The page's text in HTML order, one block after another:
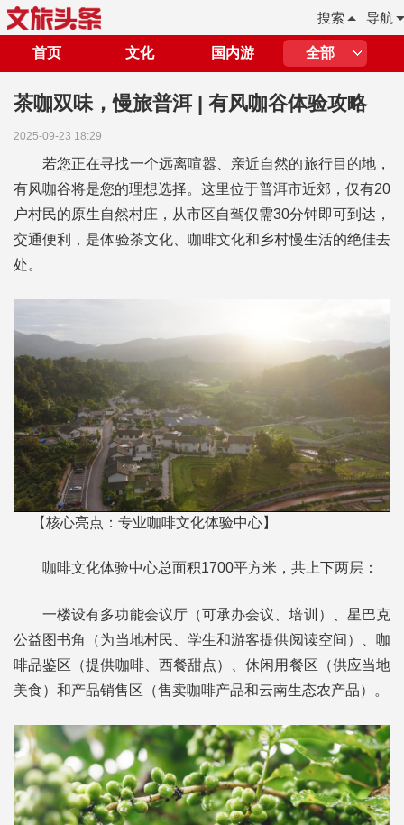
导航
搜索
首页 文化 国内游 全部
茶咖双味，慢旅普洱 | 有风咖谷体验攻略
2025-09-23 18:29
若您正在寻找一个远离喧嚣、亲近自然的旅行目的地，
有风咖谷将是您的理想选择。这里位于普洱市近郊，仅有20
户村民的原生自然村庄，从市区自驾仅需30分钟即可到达，
交通便利，是体验茶文化、咖啡文化和乡村慢生活的绝佳去
处。
【核心亮点：专业咖啡文化体验中心】
咖啡文化体验中心总面积1700平方米，共上下两层：
一楼设有多功能会议厅（可承办会议、培训）、星巴克
公益图书角（为当地村民、学生和游客提供阅读空间）、咖
啡品鉴区（提供咖啡、西餐甜点）、休闲用餐区（供应当地
美食）和产品销售区（售卖咖啡产品和云南生态农产品）。